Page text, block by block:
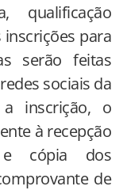
qualificação
para
serão feitas
sociais da
inscrição, o
à recepção
cópia dos
de